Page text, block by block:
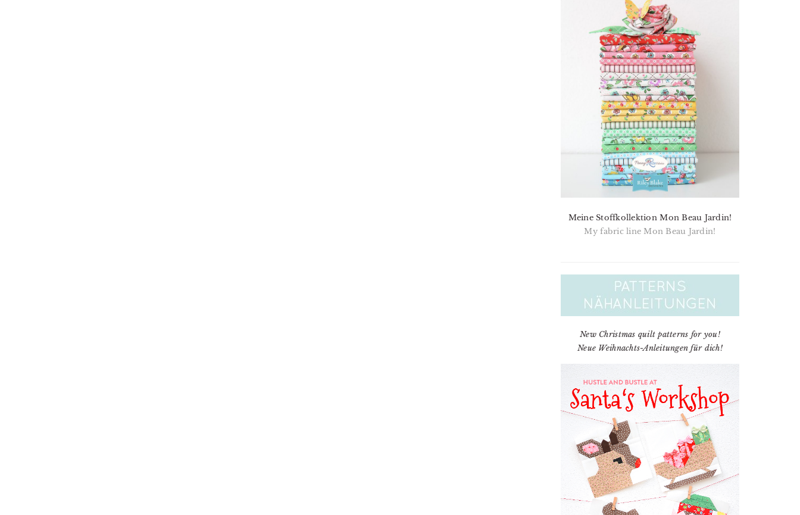
Meine Stoffkollektion Mon Beau Jardin!
My fabric line Mon Beau Jardin!
New Christmas quilt patterns for you!
Neue Weihnachts-Anleitungen für dich!